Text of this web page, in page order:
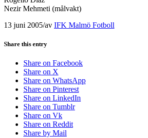
Nezir Mehmeti (målvakt)
13 juni 2005/av IFK Malmö Fotboll
Share this entry
Share on Facebook
Share on X
Share on WhatsApp
Share on Pinterest
Share on LinkedIn
Share on Tumblr
Share on Vk
Share on Reddit
Share by Mail